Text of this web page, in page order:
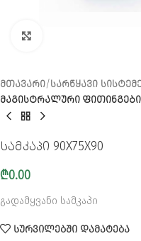
ᲛᲗᲐᲕᲐᲠᲘ ᲡᲐᲠᲬᲧᲐᲕᲘ
ᲛᲐᲒᲘᲡᲢᲠᲐᲚᲣᲠᲘ ᲤᲘᲗᲘᲜᲒᲔᲑᲘ
სამკაპი 90X75X90
₾0.00
გადამყვანი სამკაპი
ᲡᲣᲠᲕᲘᲚᲔᲑᲨᲘ ᲓᲐᲛᲐᲢᲔᲑᲐ